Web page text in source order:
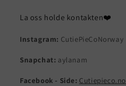
La oss holde kontakten❤️
Instagram: CutiePieCoNorway
Snapchat: aylanam
Facebook - Side: Cutiepieco.no